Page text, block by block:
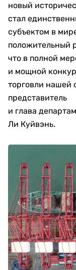
новый
стал
субъектом в
положительный
что в полной
и мощной
торговли нашей
представитель
и глава
Ли Куйвэнь.